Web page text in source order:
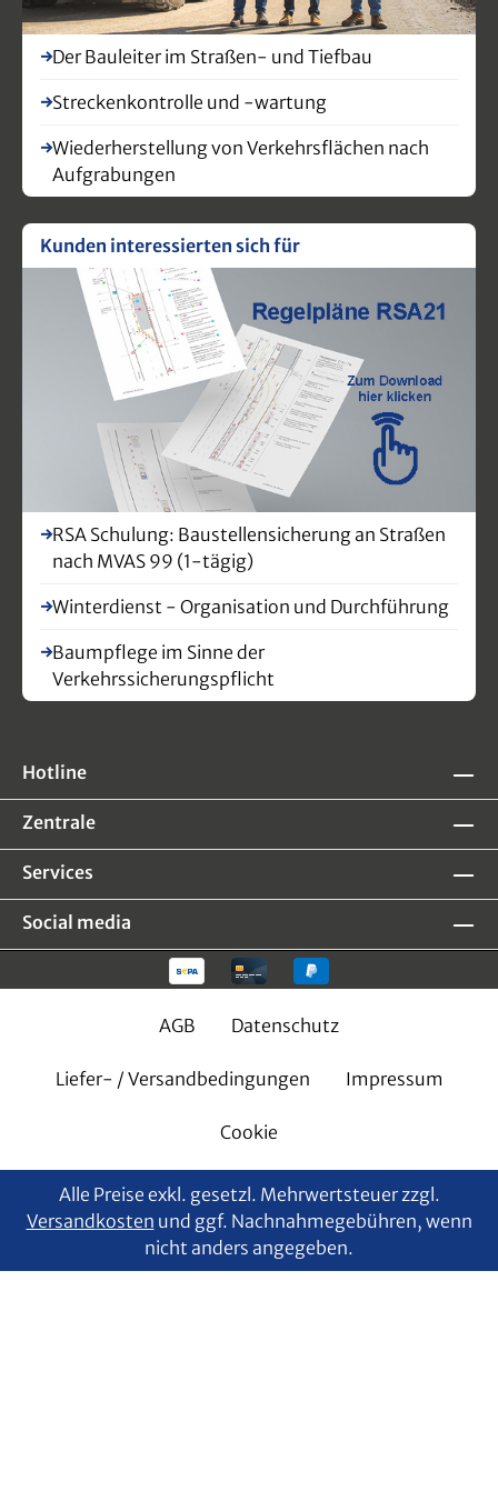
Der Bauleiter im Straßen- und Tiefbau
Streckenkontrolle und -wartung
Wiederherstellung von Verkehrsflächen nach
Aufgrabungen
Kunden interessierten sich für
RSA Schulung: Baustellensicherung an Straßen
nach MVAS 99 (1-tägig)
Winterdienst - Organisation und Durchführung
Baumpflege im Sinne der
Verkehrssicherungspflicht
Hotline
Zentrale
Services
Social media
AGB Datenschutz
Liefer- / Versandbedingungen Impressum
Cookie
Alle Preise exkl. gesetzl. Mehrwertsteuer zzgl.
Versandkosten und ggf. Nachnahmegebühren, wenn
nicht anders angegeben.